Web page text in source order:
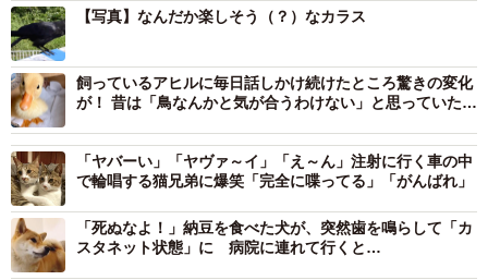
【写真】なんだか楽しそう（？）なカラス
飼っているアヒルに毎日話しかけ続けたところ驚きの変化
が！ 昔は「鳥なんかと気が合うわけない」と思っていたの
「ヤバーい」「ヤヴァ～イ」「え～ん」注射に行く車の中
で輪唱する猫兄弟に爆笑「完全に喋ってる」「がんばれ」
「死ぬなよ！」納豆を食べた犬が、突然歯を鳴らして「カ
スタネット状態」に 病院に連れて行くと…